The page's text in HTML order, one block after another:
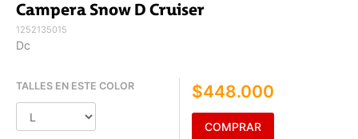
Campera Snow D Cruiser
1252135015
Dc
TALLES EN ESTE COLOR $448.000
COMPRAR